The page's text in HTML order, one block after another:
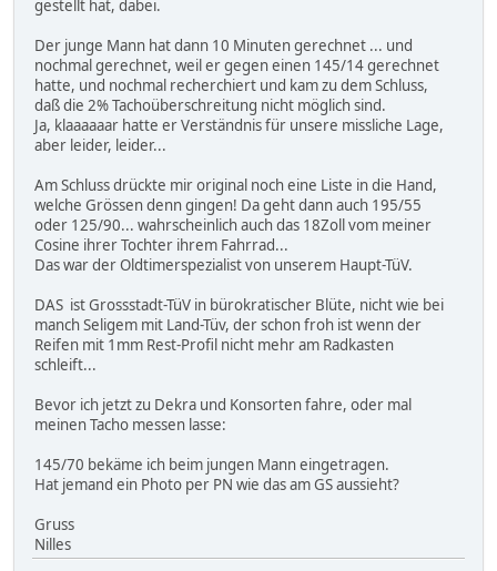
gestellt hat, dabei.
Der junge Mann hat dann 10 Minuten gerechnet ... und
nochmal gerechnet, weil er gegen einen 145/14 gerechnet
hatte, und nochmal recherchiert und kam zu dem Schluss,
daß die 2% Tachoüberschreitung nicht möglich sind.
Ja, klaaaaaar hatte er Verständnis für unsere missliche Lage,
aber leider, leider...
Am Schluss drückte mir original noch eine Liste in die Hand,
welche Grössen denn gingen! Da geht dann auch 195/55
oder 125/90... wahrscheinlich auch das 18Zoll vom meiner
Cosine ihrer Tochter ihrem Fahrrad...
Das war der Oldtimerspezialist von unserem Haupt-TüV.
DAS ist Grossstadt-TüV in bürokratischer Blüte, nicht wie bei
manch Seligem mit Land-Tüv, der schon froh ist wenn der
Reifen mit 1mm Rest-Profil nicht mehr am Radkasten
schleift...
Bevor ich jetzt zu Dekra und Konsorten fahre, oder mal
meinen Tacho messen lasse:
145/70 bekäme ich beim jungen Mann eingetragen.
Hat jemand ein Photo per PN wie das am GS aussieht?
Gruss
Nilles